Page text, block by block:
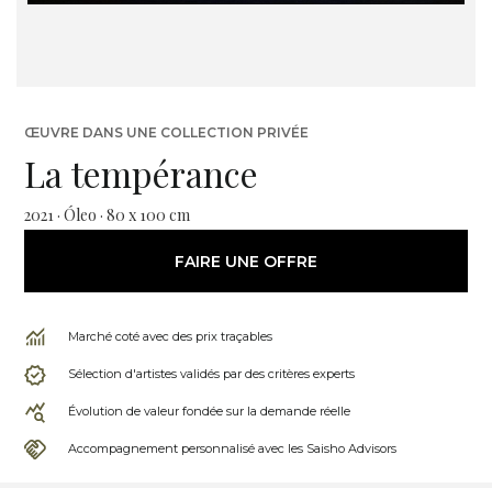
ŒUVRE DANS UNE COLLECTION PRIVÉE
La tempérance
2021 · Óleo · 80 x 100 cm
FAIRE UNE OFFRE
Marché coté avec des prix traçables
Sélection d'artistes validés par des critères experts
Évolution de valeur fondée sur la demande réelle
Accompagnement personnalisé avec les Saisho Advisors